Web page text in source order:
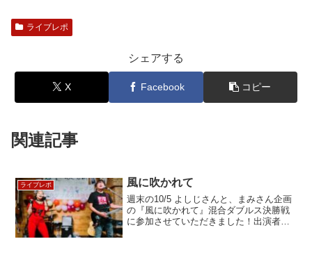
ライブレポ
シェアする
X Facebook コピー
関連記事
ライブレポ 風に吹かれて
週末の10/5 よしじさん‍と、まみさん‍企画
の『風に吹かれて』混合ダブルス決勝戦
に参加させていただきました！出演者の